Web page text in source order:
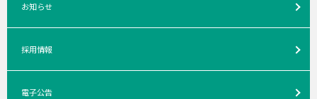
お知らせ
採用情報
電子公告